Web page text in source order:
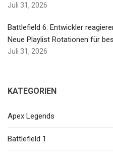
Juli 31, 2026
Battlefield 6: Entwickler
Neue Playlist Rotationen für
Juli 31, 2026
KATEGORIEN
Apex Legends
Battlefield 1